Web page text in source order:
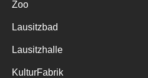
Zoo
Lausitzbad
Lausitzhalle
KulturFabrik